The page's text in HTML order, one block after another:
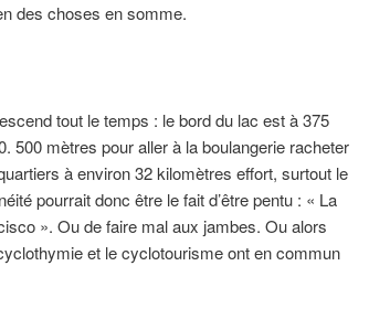
des choses en somme.
tout le temps : le bord du lac est à 375
500 mètres pour aller à la boulangerie racheter
à environ 32 kilomètres effort, surtout le
pourrait donc être le fait d’être pentu : « La
». Ou de faire mal aux jambes. Ou alors
et le cyclotourisme ont en commun